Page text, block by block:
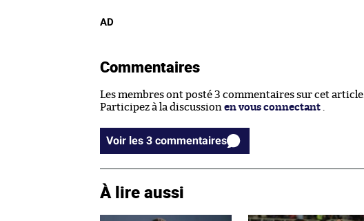
AD
Commentaires
Les membres ont posté 3 commentaires sur cet article.
Participez à la discussion en vous connectant
Voir les 3 commentaires
À lire aussi